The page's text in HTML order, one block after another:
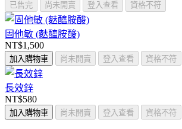
已售完 尚未開賣 登入查看 資格不符
固他敏 (麩醯胺酸)
NT$1,500
加入購物車 尚未開賣 登入查看 資格不符
長效鋅
NT$580
加入購物車 尚未開賣 登入查看 資格不符